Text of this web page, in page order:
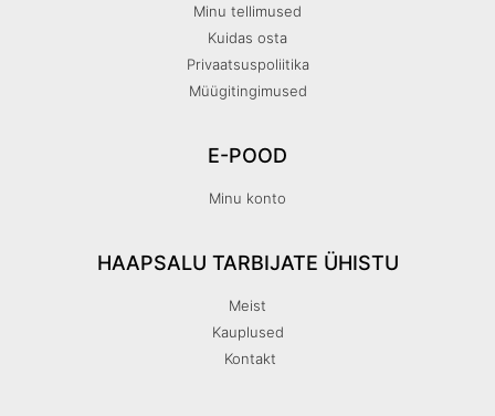
Minu tellimused
Kuidas osta
Privaatsuspoliitika
Müügitingimused
E-POOD
Minu konto
HAAPSALU TARBIJATE ÜHISTU
Meist
Kauplused
Kontakt